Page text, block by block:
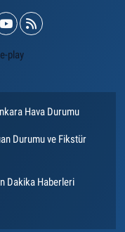
Hava Durumu
Durumu ve Fikstür
Dakika Haberleri